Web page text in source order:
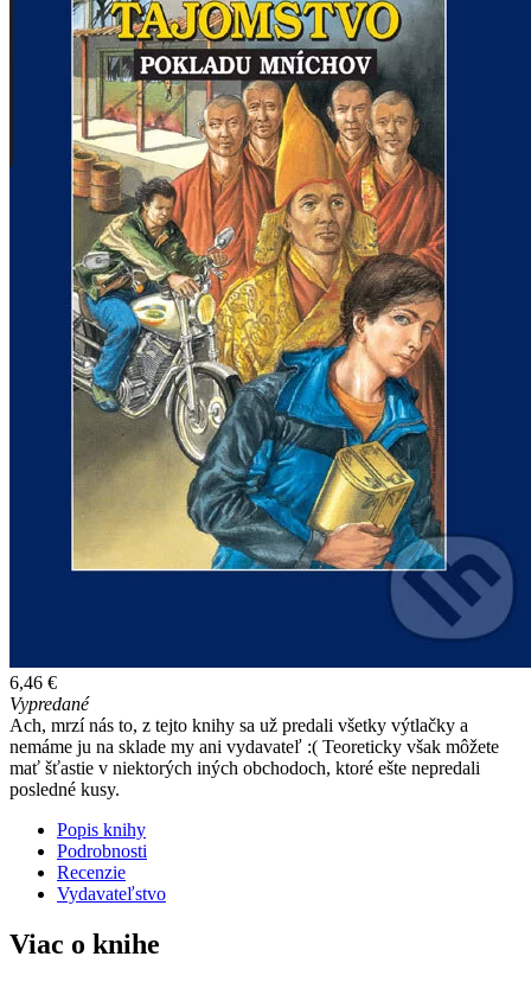
6,46 €
Vypredané
Ach, mrzí nás to, z tejto knihy sa už predali všetky výtlačky a
nemáme ju na sklade my ani vydavateľ :( Teoreticky však môžete
mať šťastie v niektorých iných obchodoch, ktoré ešte nepredali
posledné kusy.
Popis knihy
Podrobnosti
Recenzie
Vydavateľstvo
Viac o knihe